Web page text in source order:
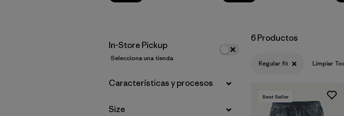
In-Store Pickup
Selecciona una tienda
Filtrar por
Características y procesos
Filtrar por
Size
6 Productos
Regular fit Limpiar
Best Seller